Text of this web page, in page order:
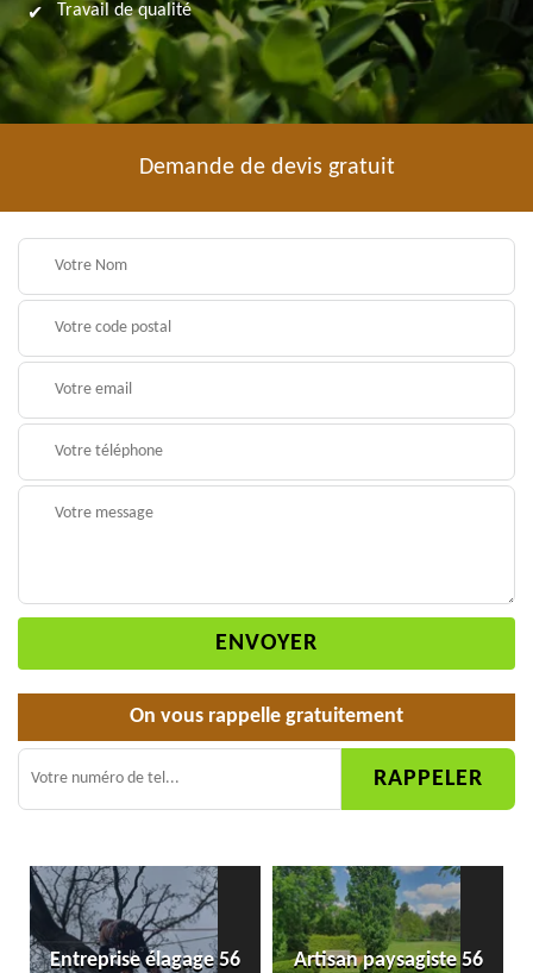
Travail de qualité
Demande de devis gratuit
On vous rappelle gratuitement
Entreprise élagage 56 Artisan paysagiste 56